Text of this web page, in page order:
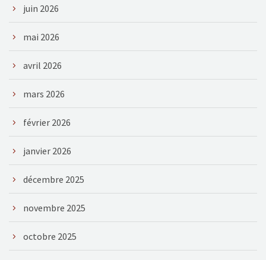
juin 2026
mai 2026
avril 2026
mars 2026
février 2026
janvier 2026
décembre 2025
novembre 2025
octobre 2025